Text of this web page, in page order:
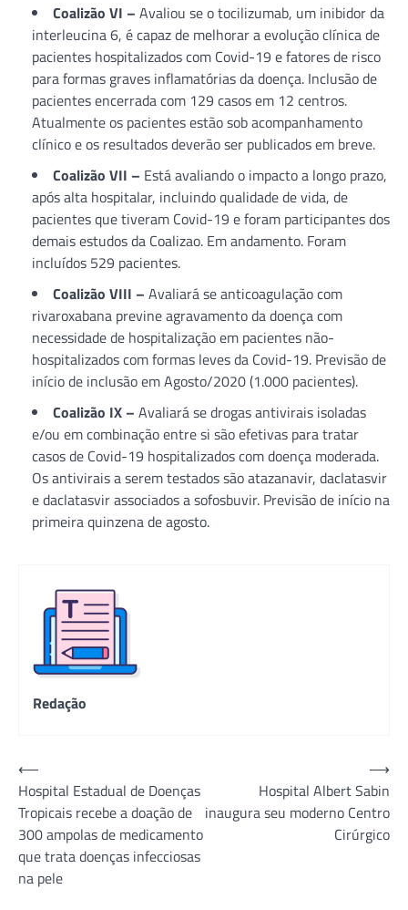
Coalizão VI – Avaliou se o tocilizumab, um inibidor da
interleucina 6, é capaz de melhorar a evolução clínica de
pacientes hospitalizados com Covid-19 e fatores de risco
para formas graves inflamatórias da doença. Inclusão de
pacientes encerrada com 129 casos em 12 centros.
Atualmente os pacientes estão sob acompanhamento
clínico e os resultados deverão ser publicados em breve.
Coalizão VII – Está avaliando o impacto a longo prazo,
após alta hospitalar, incluindo qualidade de vida, de
pacientes que tiveram Covid-19 e foram participantes dos
demais estudos da Coalizao. Em andamento. Foram
incluídos 529 pacientes.
Coalizão VIII – Avaliará se anticoagulação com
rivaroxabana previne agravamento da doença com
necessidade de hospitalização em pacientes não-
hospitalizados com formas leves da Covid-19. Previsão de
início de inclusão em Agosto/2020 (1.000 pacientes).
Coalizão IX – Avaliará se drogas antivirais isoladas
e/ou em combinação entre si são efetivas para tratar
casos de Covid-19 hospitalizados com doença moderada.
Os antivirais a serem testados são atazanavir, daclatasvir
e daclatasvir associados a sofosbuvir. Previsão de início na
primeira quinzena de agosto.
Redação
Navegação
de
Post
⟵
Hospital Estadual de Doenças
Tropicais recebe a doação de
300 ampolas de medicamento
que trata doenças infecciosas
na pele
Hospital Albert Sabin
inaugura seu moderno Centro
Cirúrgico
⟶